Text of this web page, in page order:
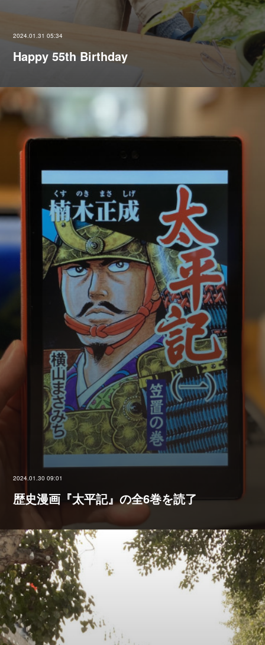
2024.01.31 05:34
Happy 55th Birthday
2024.01.30 09:01
歴史漫画『太平記』の全6巻を読了